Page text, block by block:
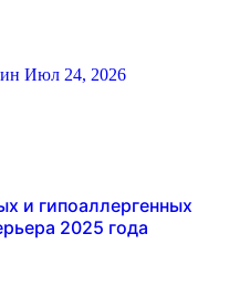
Июл 24, 2026
и гипоаллергенных
2025 года